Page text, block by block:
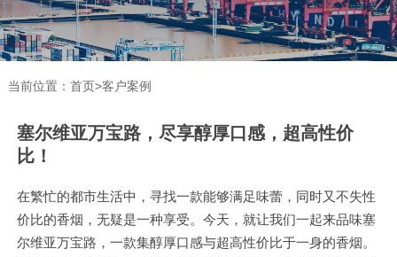
当前位置： 首页>客户案例
塞尔维亚万宝路，尽享醇厚口感，超高性价
比！
在繁忙的都市生活中，寻找一款能够满足味蕾，同时又不失性
价比的香烟，无疑是一种享受。今天，就让我们一起来品味塞
尔维亚万宝路，一款集醇厚口感与超高性价比于一身的香烟。